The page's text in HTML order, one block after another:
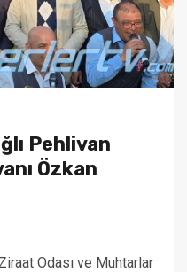
Pehlivan
Özkan
Odası ve Muhtarlar